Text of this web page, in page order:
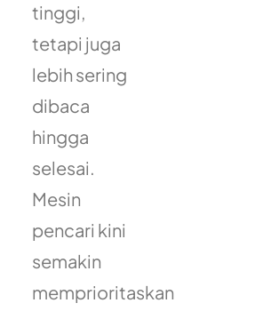
tinggi,
tetapi juga
lebih sering
dibaca
hingga
selesai.
Mesin
pencari kini
semakin
memprioritaskan